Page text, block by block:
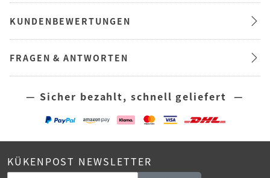
KUNDENBEWERTUNGEN
FRAGEN & ANTWORTEN
— Sicher bezahlt, schnell geliefert —
KÜKENPOST NEWSLETTER